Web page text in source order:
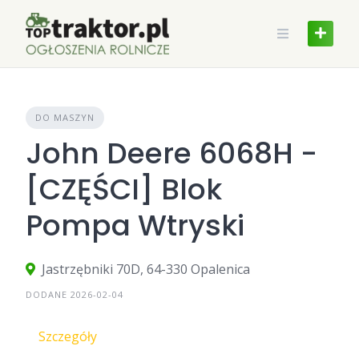
content
DO MASZYN
John Deere 6068H -
[CZĘŚCI] Blok
Pompa Wtryski
Jastrzębniki 70D, 64-330 Opalenica
DODANE 2026-02-04
Szczegóły